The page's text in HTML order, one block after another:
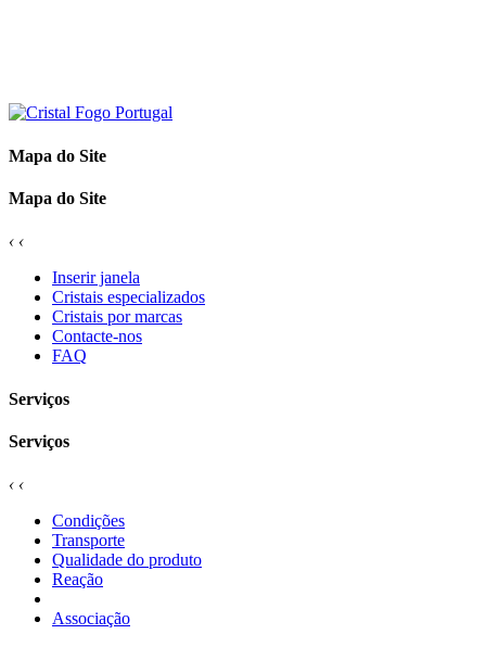
Mapa do Site
Mapa do Site
‹ ‹
Inserir janela
Cristais especializados
Cristais por marcas
Contacte-nos
FAQ
Serviços
Serviços
‹ ‹
Condições
Transporte
Qualidade do produto
Reação
Associação